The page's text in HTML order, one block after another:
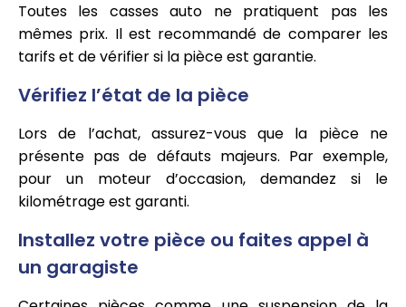
Toutes les casses auto ne pratiquent pas les
mêmes prix. Il est recommandé de comparer les
tarifs et de vérifier si la pièce est garantie.
Vérifiez l’état de la pièce
Lors de l’achat, assurez-vous que la pièce ne
présente pas de défauts majeurs. Par exemple,
pour un moteur d’occasion, demandez si le
kilométrage est garanti.
Installez votre pièce ou faites appel à
un garagiste